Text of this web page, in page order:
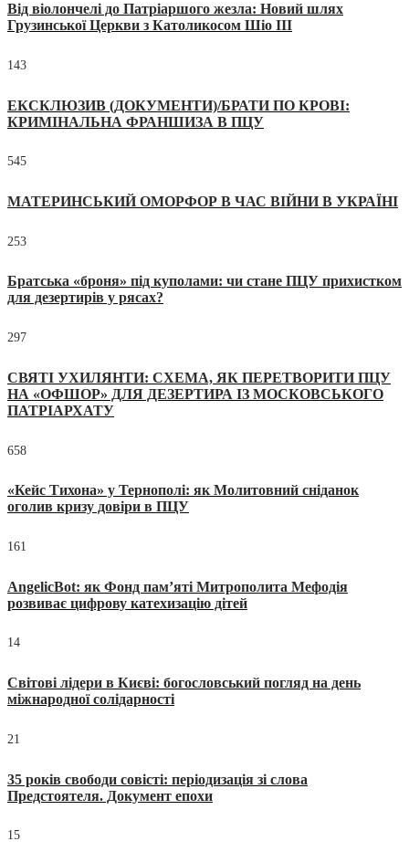
Від віолончелі до Патріаршого жезла: Новий шлях
Грузинської Церкви з Католикосом Шіо III
143
ЕКСКЛЮЗИВ (ДОКУМЕНТИ)/БРАТИ ПО КРОВІ:
КРИМІНАЛЬНА ФРАНШИЗА В ПЦУ
545
МАТЕРИНСЬКИЙ ОМОРФОР В ЧАС ВІЙНИ В УКРАЇНІ
253
Братська «броня» під куполами: чи стане ПЦУ прихистком
для дезертирів у рясах?
297
СВЯТІ УХИЛЯНТИ: СХЕМА, ЯК ПЕРЕТВОРИТИ ПЦУ
НА «ОФШОР» ДЛЯ ДЕЗЕРТИРА ІЗ МОСКОВСЬКОГО
ПАТРІАРХАТУ
658
«Кейс Тихона» у Тернополі: як Молитовний сніданок
оголив кризу довіри в ПЦУ
161
AngelicBot: як Фонд пам’яті Митрополита Мефодія
розвиває цифрову катехизацію дітей
14
Світові лідери в Києві: богословський погляд на день
міжнародної солідарності
21
35 років свободи совісті: періодизація зі слова
Предстоятеля. Документ епохи
15